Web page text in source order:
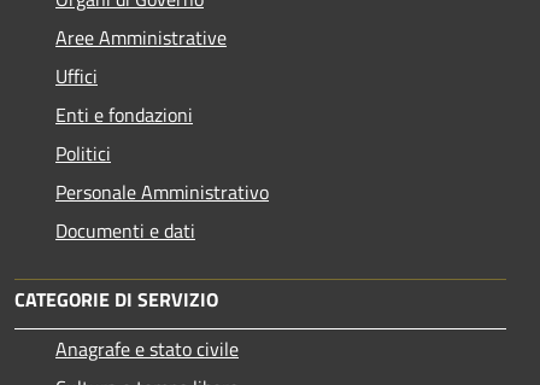
Aree Amministrative
Uffici
Enti e fondazioni
Politici
Personale Amministrativo
Documenti e dati
CATEGORIE DI SERVIZIO
Anagrafe e stato civile